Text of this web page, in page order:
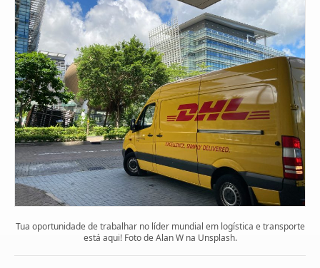
Tua oportunidade de trabalhar no líder mundial em logística e transporte
está aqui! Foto de Alan W na Unsplash.